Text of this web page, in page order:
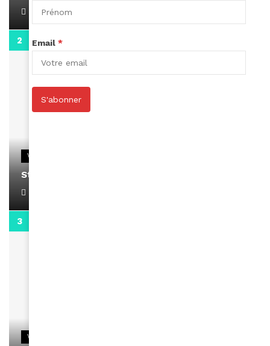
April 1, 2022
VIDEOS
Stacy passe un message
VIDEOS
Email *
S'abonner